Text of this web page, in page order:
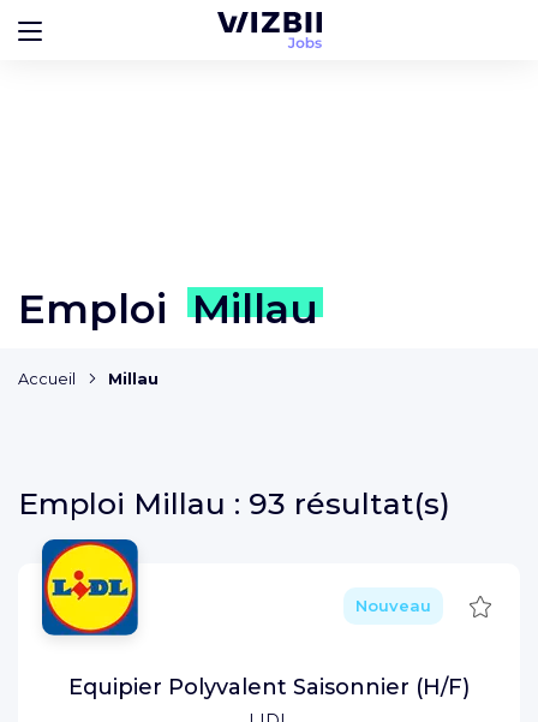
Emploi Millau
Accueil Millau
Emploi Millau : 93 résultat(s)
Nouveau
Equipier Polyvalent Saisonnier (H/F)